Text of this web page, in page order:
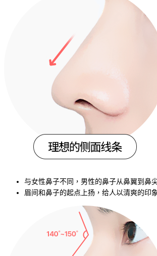
与女性鼻子不同，男性的鼻子从鼻翼到鼻
眉间和鼻子的起点上扬，给人以清爽的印